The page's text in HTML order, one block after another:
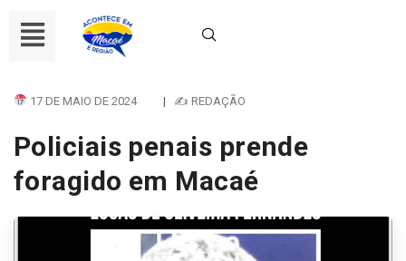
17 DE MAIO DE 2024 | ✍ REDAÇÃO
Policiais penais prende
foragido em Macaé